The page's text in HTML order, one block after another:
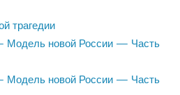
трагедии
Модель новой России — Часть
Модель новой России — Часть